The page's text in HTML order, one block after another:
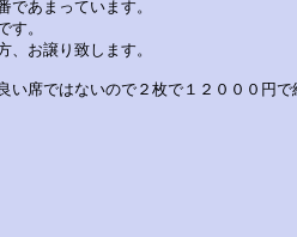
であまっています。
す。
、お譲り致します。
い席ではないので２枚で１２０００円で